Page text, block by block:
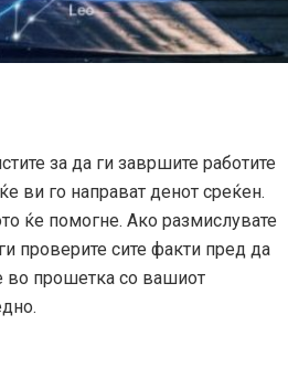
за да ги завршите работите
ви го направат денот среќен.
ќе помогне. Ако размислувате
проверите сите факти пред да
во прошетка со вашиот